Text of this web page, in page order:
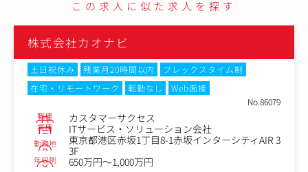
この求人に似た求人を探す
株式会社カオナビ
土日祝休み 残業月20時間以内
フレックスタイム制
在宅・リモートワーク
転勤なし
Web面接
No.86079
職種 カスタマーサクセス
業種 ITサービス・ソリューション会社
勤務地
東京都港区赤坂1丁目8-1赤坂インターシティAIR 3
3F
年収例
650万円～1,000万円